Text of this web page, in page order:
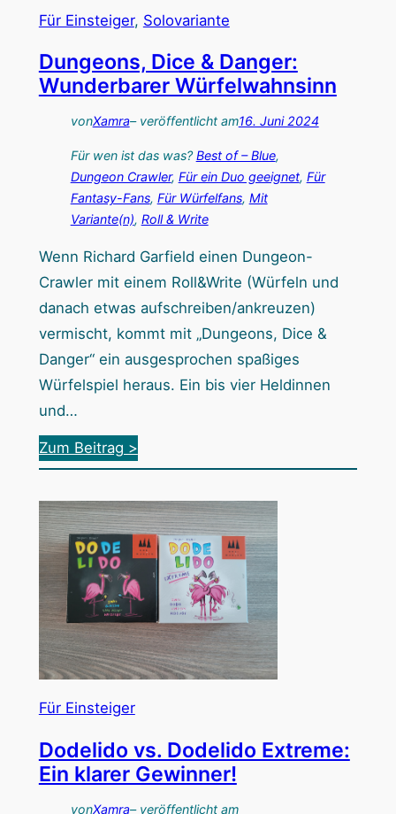
z
e
s
g
n
t
i
m
o
l
J
u
w
e
l
e
n
Für Einsteiger, Solovariante
Dungeons, Dice & Danger:
Wunderbarer Würfelwahnsinn
vonXamra– veröffentlicht am16. Juni 2024
Für wen ist das was?Best of – Blue
Dungeon Crawler, Für ein Duo geeignet, Für
Fantasy-Fans, Für Würfelfans, Mit
Variante(n), Roll & Write
Wenn Richard Garfield einen Dungeon-
Crawler mit einem Roll&Write (Würfeln und
danach etwas aufschreiben/ankreuzen)
vermischt, kommt mit „Dungeons, Dice &
Danger“ ein ausgesprochen spaßiges
Würfelspiel heraus. Ein bis vier Heldinnen
und…
Zum Beitrag >:
D
u
n
g
o
n
s
,
c
e
&
Für Einsteiger
Dodelido vs. Dodelido Extreme:
Ein klarer Gewinner!
vonXamra– veröffentlicht am